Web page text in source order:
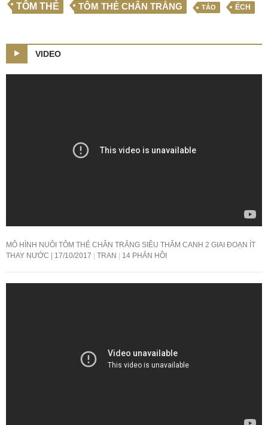
TÔM THẺ TÔM THẺ CHÂN TRẮNG TẢO ẾCH
VIDEO
MÔ HÌNH NUÔI TÔM THẺ CHÂN TRẮNG SIÊU THÂM CANH 2 GIAI ĐOẠN ÍT
THAY NƯỚC
17/10/2017 TRAN 14 PHẢN HỒI